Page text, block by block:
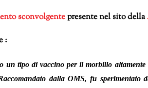
sconvolgentepresente nel sito della
:
un tipo di vaccino per il morbillo
dalla OMS, fu